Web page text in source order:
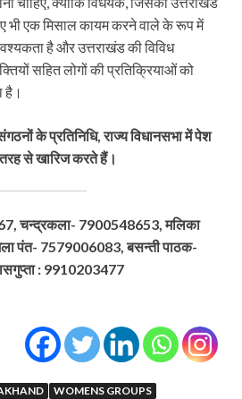
भी एक मिसाल कायम करने वाले के रूप में
है और उत्तराखंड की विविध
सहित लोगों की प्रतिक्रियाओं को
है।
के प्रतिनिधि, राज्य विधानसभा में पेश
से खारिज करते हैं।
चन्द्रकला- 7900548653, मलिका
पंत- 7579006083, बसन्ती पाठक-
: 9910203477
WOMENS GROUPS